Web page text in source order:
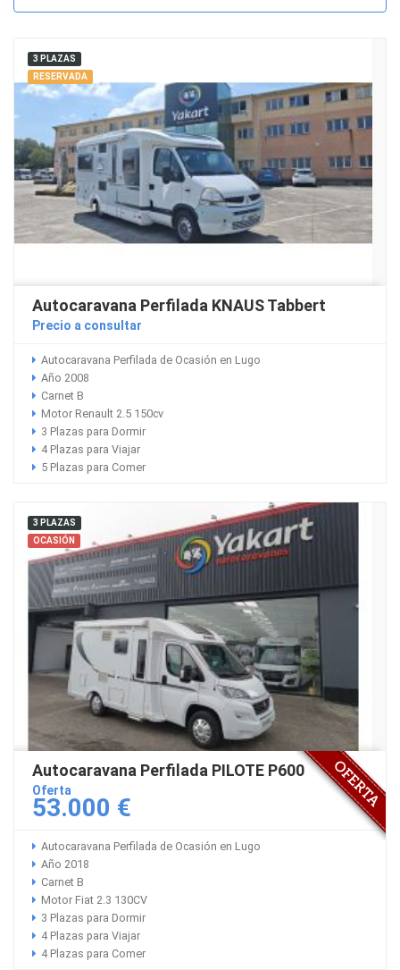
3 PLAZAS
RESERVADA
Autocaravana Perfilada KNAUS Tabbert
Precio a consultar
Autocaravana Perfilada de Ocasión en Lugo
Año 2008
Carnet B
Motor Renault 2.5 150cv
3 Plazas para Dormir
4 Plazas para Viajar
5 Plazas para Comer
3 PLAZAS
OCASIÓN
Autocaravana Perfilada PILOTE P600
Oferta
53.000 €
Autocaravana Perfilada de Ocasión en Lugo
Año 2018
Carnet B
Motor Fiat 2.3 130CV
3 Plazas para Dormir
4 Plazas para Viajar
4 Plazas para Comer